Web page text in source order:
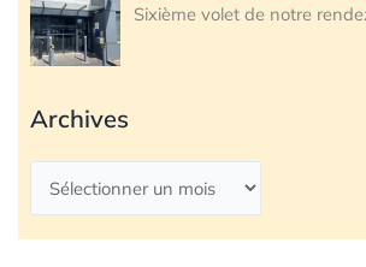
Sixième volet de notre
Archives